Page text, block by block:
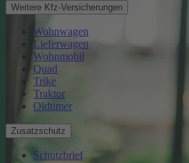
Weitere Kfz-Versicherungen
Wohnwagen
Lieferwagen
Wohnmobil
Quad
Trike
Traktor
Oldtimer
Zusatzschutz
Schutzbrief